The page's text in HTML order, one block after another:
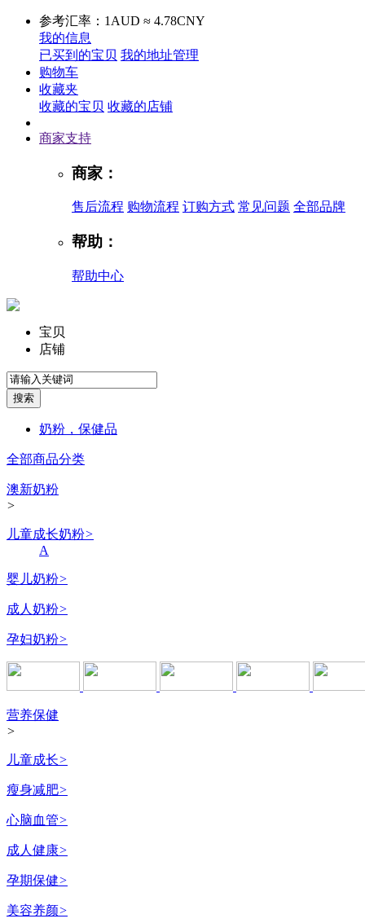
参考汇率：1AUD ≈ 4.78CNY
我的信息
已买到的宝贝 我的地址管理
购物车
收藏夹
收藏的宝贝 收藏的店铺
商家支持
商家：
售后流程 购物流程 订购方式 常见问题 全部品牌
帮助：
帮助中心
宝贝
店铺
奶粉，保健品
全部商品分类
澳新奶粉
>
儿童成长奶粉>
A
婴儿奶粉>
成人奶粉>
孕妇奶粉>
营养保健
>
儿童成长>
瘦身减肥>
心脑血管>
成人健康>
孕期保健>
美容养颜>